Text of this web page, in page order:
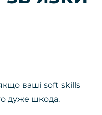
ваші soft skills
дуже шкода.